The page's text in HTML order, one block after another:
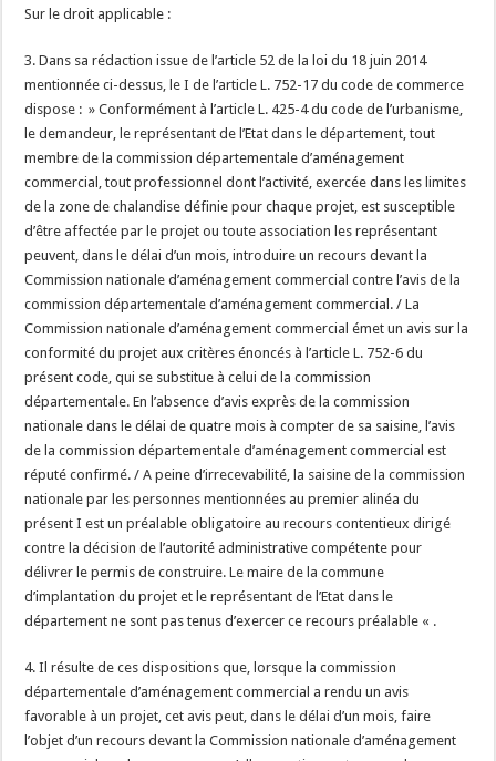
Sur le droit applicable :
3. Dans sa rédaction issue de l’article 52 de la loi du 18 juin 2014
mentionnée ci-dessus, le I de l’article L. 752-17 du code de commerce
dispose : » Conformément à l’article L. 425-4 du code de l’urbanisme,
le demandeur, le représentant de l’Etat dans le département, tout
membre de la commission départementale d’aménagement
commercial, tout professionnel dont l’activité, exercée dans les limites
de la zone de chalandise définie pour chaque projet, est susceptible
d’être affectée par le projet ou toute association les représentant
peuvent, dans le délai d’un mois, introduire un recours devant la
Commission nationale d’aménagement commercial contre l’avis de la
commission départementale d’aménagement commercial. / La
Commission nationale d’aménagement commercial émet un avis sur la
conformité du projet aux critères énoncés à l’article L. 752-6 du
présent code, qui se substitue à celui de la commission
départementale. En l’absence d’avis exprès de la commission
nationale dans le délai de quatre mois à compter de sa saisine, l’avis
de la commission départementale d’aménagement commercial est
réputé confirmé. / A peine d’irrecevabilité, la saisine de la commission
nationale par les personnes mentionnées au premier alinéa du
présent I est un préalable obligatoire au recours contentieux dirigé
contre la décision de l’autorité administrative compétente pour
délivrer le permis de construire. Le maire de la commune
d’implantation du projet et le représentant de l’Etat dans le
département ne sont pas tenus d’exercer ce recours préalable « .
4. Il résulte de ces dispositions que, lorsque la commission
départementale d’aménagement commercial a rendu un avis
favorable à un projet, cet avis peut, dans le délai d’un mois, faire
l’objet d’un recours devant la Commission nationale d’aménagement